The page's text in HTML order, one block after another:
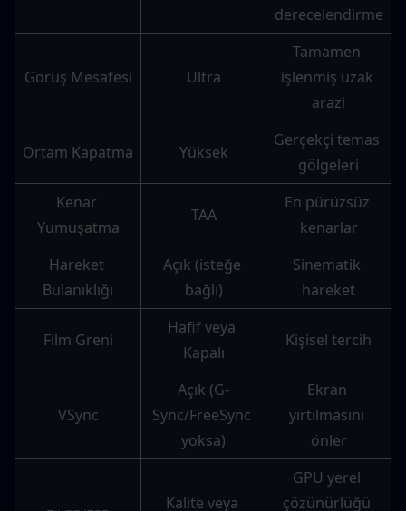
derecelendirme
Görüş Mesafesi Ultra
Tamamen
işlenmiş uzak
arazi
Ortam Kapatma Yüksek
Gerçekçi temas
gölgeleri
Kenar
Yumuşatma
TAA
En pürüzsüz
kenarlar
Hareket
Bulanıklığı
Açık (isteğe
bağlı)
Sinematik
hareket
Film Greni
Hafif veya
Kapalı
Kişisel tercih
VSync
Açık (G-
Sync/FreeSync
yoksa)
Ekran
yırtılmasını
önler
Kalite veya
GPU yerel
çözünürlüğü